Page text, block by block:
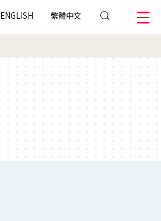
ENGLISH 繁體中文